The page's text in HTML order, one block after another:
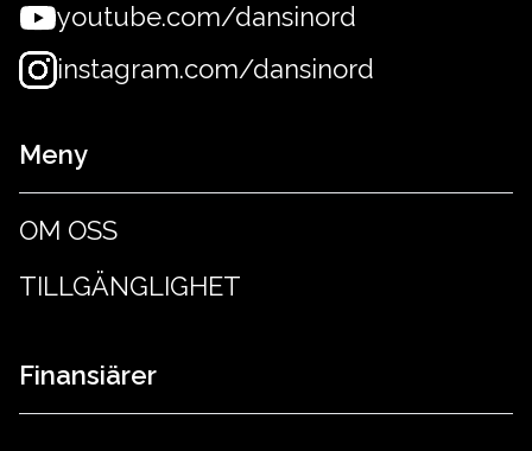
youtube.com/dansinord
instagram.com/dansinord
Meny
OM OSS
TILLGÄNGLIGHET
Finansiärer